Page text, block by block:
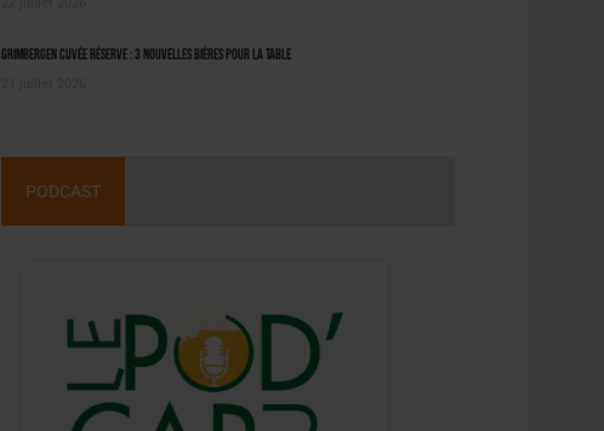
Grimbergen Cuvée Réserve : 3 nouvelles bières pour la table
PODCAST